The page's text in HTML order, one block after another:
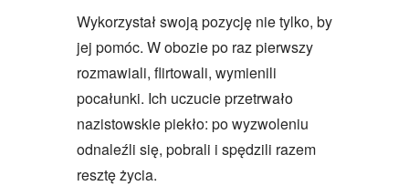
Wykorzystał swoją pozycję nie tylko, by
jej pomóc. W obozie po raz pierwszy
rozmawiali, flirtowali, wymienili
pocałunki. Ich uczucie przetrwało
nazistowskie piekło: po wyzwoleniu
odnaleźli się, pobrali i spędzili razem
resztę życia.